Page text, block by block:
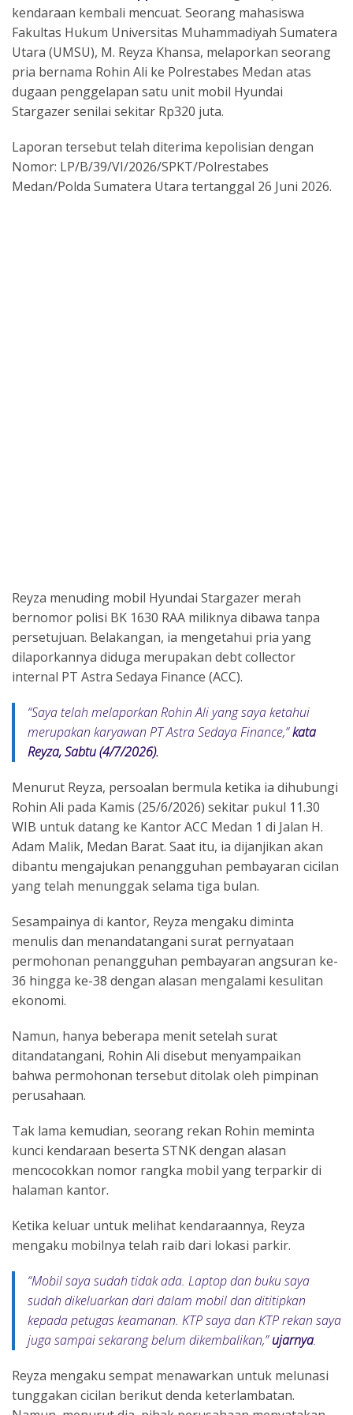
b
o
o
k
l s
A
p
p
a
d
s
gr
a
m
e
kendaraan kembali mencuat. Seorang mahasiswa
Fakultas Hukum Universitas Muhammadiyah Sumatera
Utara (UMSU), M. Reyza Khansa, melaporkan seorang
pria bernama Rohin Ali ke Polrestabes Medan atas
dugaan penggelapan satu unit mobil Hyundai
Stargazer senilai sekitar Rp320 juta.
Laporan tersebut telah diterima kepolisian dengan
Nomor: LP/B/39/VI/2026/SPKT/Polrestabes
Medan/Polda Sumatera Utara tertanggal 26 Juni 2026.
Reyza menuding mobil Hyundai Stargazer merah
bernomor polisi BK 1630 RAA miliknya dibawa tanpa
persetujuan. Belakangan, ia mengetahui pria yang
dilaporkannya diduga merupakan debt collector
internal PT Astra Sedaya Finance (ACC).
“Saya telah melaporkan Rohin Ali yang saya ketahui
merupakan karyawan PT Astra Sedaya Finance,”kata
Reyza, Sabtu (4/7/2026).
Menurut Reyza, persoalan bermula ketika ia dihubungi
Rohin Ali pada Kamis (25/6/2026) sekitar pukul 11.30
WIB untuk datang ke Kantor ACC Medan 1 di Jalan H.
Adam Malik, Medan Barat. Saat itu, ia dijanjikan akan
dibantu mengajukan penangguhan pembayaran cicilan
yang telah menunggak selama tiga bulan.
Sesampainya di kantor, Reyza mengaku diminta
menulis dan menandatangani surat pernyataan
permohonan penangguhan pembayaran angsuran ke-
36 hingga ke-38 dengan alasan mengalami kesulitan
ekonomi.
Namun, hanya beberapa menit setelah surat
ditandatangani, Rohin Ali disebut menyampaikan
bahwa permohonan tersebut ditolak oleh pimpinan
perusahaan.
Tak lama kemudian, seorang rekan Rohin meminta
kunci kendaraan beserta STNK dengan alasan
mencocokkan nomor rangka mobil yang terparkir di
halaman kantor.
Ketika keluar untuk melihat kendaraannya, Reyza
mengaku mobilnya telah raib dari lokasi parkir.
“Mobil saya sudah tidak ada. Laptop dan buku saya
sudah dikeluarkan dari dalam mobil dan dititipkan
kepada petugas keamanan. KTP saya dan KTP rekan saya
juga sampai sekarang belum dikembalikan,”ujarnya.
Reyza mengaku sempat menawarkan untuk melunasi
tunggakan cicilan berikut denda keterlambatan.